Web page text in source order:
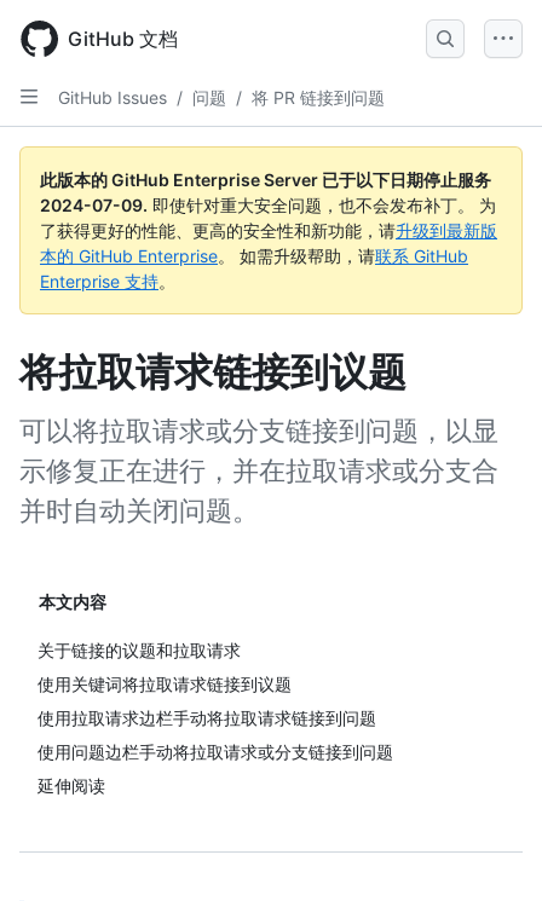
main
content
GitHub 文档
GitHub Issues / 问题 / 将 PR 链接到问题
此版本的 GitHub Enterprise Server 已于以下日期停止服务
2024-07-09. 即使针对重大安全问题，也不会发布补丁。 为
了获得更好的性能、更高的安全性和新功能，请升级到最新版
本的 GitHub Enterprise。 如需升级帮助，请联系 GitHub
Enterprise 支持。
将拉取请求链接到议题
可以将拉取请求或分支链接到问题，以显
示修复正在进行，并在拉取请求或分支合
并时自动关闭问题。
本文内容
关于链接的议题和拉取请求
使用关键词将拉取请求链接到议题
使用拉取请求边栏手动将拉取请求链接到问题
使用问题边栏手动将拉取请求或分支链接到问题
延伸阅读